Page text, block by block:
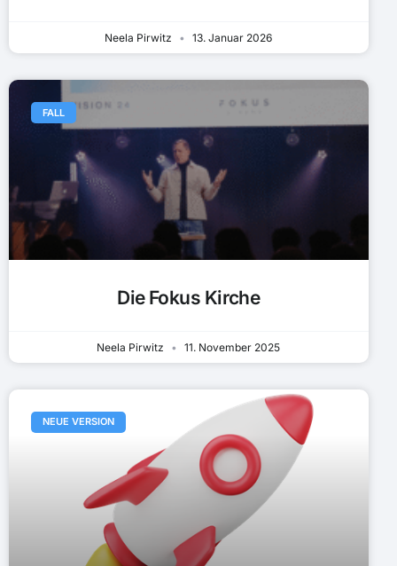
Neela Pirwitz 13. Januar 2026
FALL
Die Fokus Kirche
Neela Pirwitz 11. November 2025
NEUE VERSION